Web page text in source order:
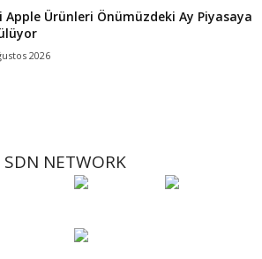
Apple Ürünleri Önümüzdeki Ay Piyasaya
2026
SDN NETWORK